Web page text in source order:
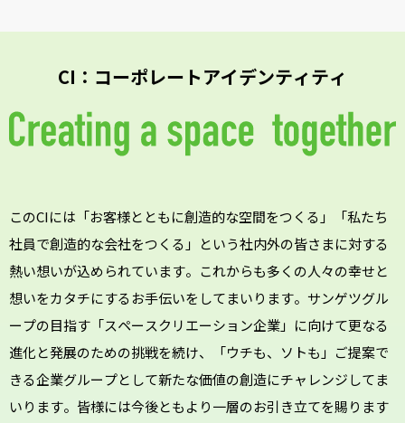
CI：コーポレートアイデンティティ
このCIには 「お客様とともに創造的な空間をつくる」
「私たち
社員で創造的な会社をつくる」 という社内外の皆さまに対する
熱い想いが込められています。 これからも多くの人々の幸せと
想いをカタチにするお手伝いをしてまいります。 サンゲツグル
ープの目指す「スペースクリエーション企業」に向けて更なる
進化と発展のための挑戦を続け、
「ウチも、ソトも」ご提案で
きる企業グループとして新たな価値の創造にチャレンジしてま
いります。 皆様には今後ともより一層のお引き立てを賜ります